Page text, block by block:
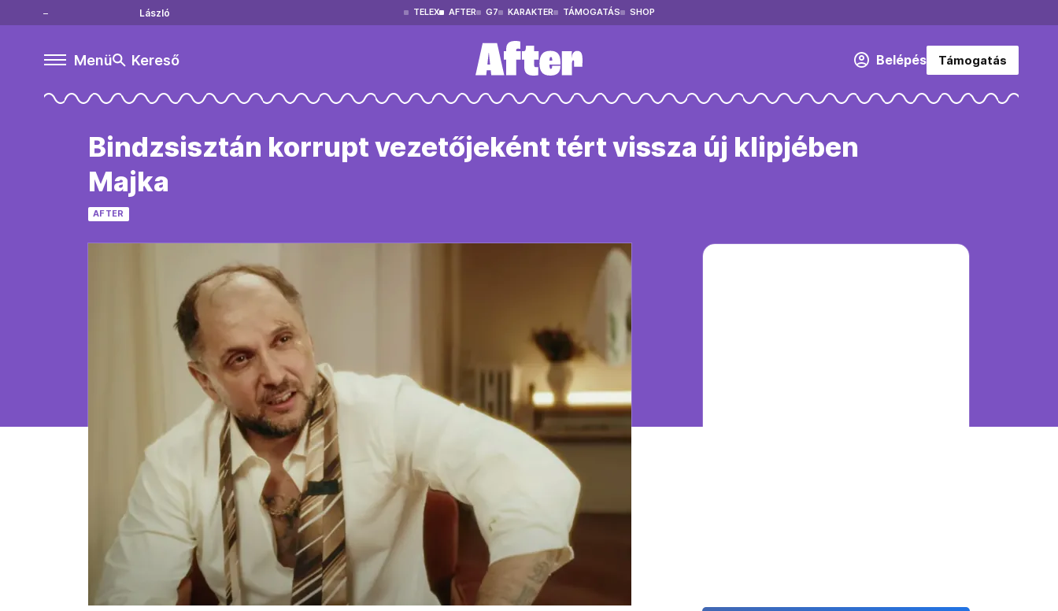
László TELEX AFTER G7 KARAKTER TÁMOGATÁS SHOP
Menü Kereső Belépés Támogatás
Bindzsisztán korrupt vezetőjeként tért vissza új klipjében
Majka
AFTER